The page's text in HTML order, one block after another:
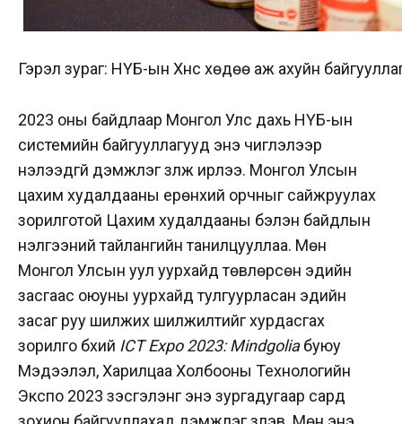
Гэрэл зураг: НҮБ-ын Хүнс хөдөө аж ахуйн
2023 оны байдлаар Монгол Улс дахь НҮБ-ын
системийн байгууллагууд энэ чиглэлээр
нэлээдгүй дэмжлэг үзүүлж ирлээ. Монгол Улсын
цахим худалдааны ерөнхий орчныг сайжруулах
зорилготой Цахим худалдааны бэлэн байдлын
үнэлгээний тайлангийн танилцууллаа. Мөн
Монгол Улсын уул уурхайд төвлөрсөн эдийн
засгаас оюуны уурхайд тулгуурласан эдийн
засаг руу шилжих шилжилтийг хурдасгах
зорилго бүхий ICT Expo 2023: Mindgoliaбуюу
Мэдээлэл, Харилцаа Холбооны Технологийн
Экспо 2023 үзэсгэлэнг энэ зургадугаар сард